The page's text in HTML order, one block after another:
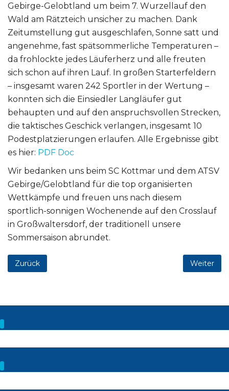
Gebirge-Gelobtland um beim 7. Wurzellauf den
Wald am Rätzteich unsicher zu machen. Dank
Zeitumstellung gut ausgeschlafen, Sonne satt und
angenehme, fast spätsommerliche Temperaturen –
da frohlockte jedes Läuferherz und alle freuten
sich schon auf ihren Lauf. In großen Starterfeldern
– insgesamt waren 242 Sportler in der Wertung –
konnten sich die Einsiedler Langläufer gut
behaupten und auf den anspruchsvollen Strecken,
die taktisches Geschick verlangen, insgesamt 10
Podestplatzierungen erlaufen. Alle Ergebnisse gibt
es hier: PDF Doc
Wir bedanken uns beim SC Kottmar und dem ATSV
Gebirge/Gelobtland für die top organisierten
Wettkämpfe und freuen uns nach diesem
sportlich-sonnigen Wochenende auf den Crosslauf
in Großwaltersdorf, der traditionell unsere
Sommersaison abrundet.
Zurück Weiter